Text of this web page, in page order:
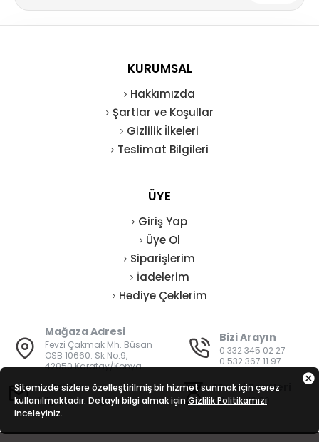
KURUMSAL
Hakkımızda
Şartlar ve Koşullar
Gizlilik İlkeleri
Teslimat Bilgileri
ÜYE
Giriş Yap
Üye Ol
Siparişlerim
İadelerim
Hediye Çeklerim
Mağaza Adresi
Fevzi Çakmak Mh. Büsan
OSB 10660. Sk No:9,
42050 Karatay/Konya
Bizi Arayın
0 332 345 02 27
0 532 367 11 97
E-Posta
bilgi@vatanisguvenligi.com
Mesai Saatleri
08:00 - 19:00
Sitemizde sizlere özelleştirilmiş bir hizmet sunmak için çerez
kullanılmaktadır. Detaylı bilgi almak için Gizlilik Politikamızı
inceleyiniz.